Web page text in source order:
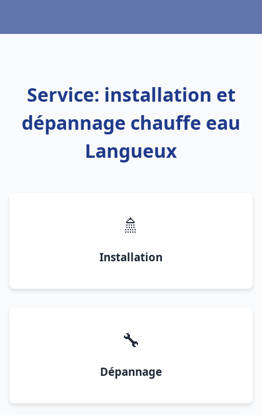
Service: installation et
dépannage chauffe eau
Langueux
🚿
Installation
🔧
Dépannage